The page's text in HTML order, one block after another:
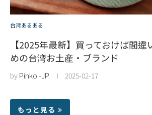
台湾あるある
【2025年最新】買っておけば間
めの台湾お土産・ブランド
by Pinkoi-JP 2025-02-17
もっと見る